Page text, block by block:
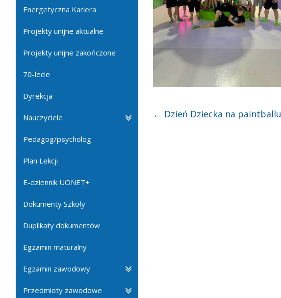
Energetyczna Kariera
Projekty unijne aktualne
Projekty unijne zakończone
70-lecie
Dyrekcja
Nauczyciele
Pedagog/psycholog
Plan Lekcji
E-dziennik UONET+
Dokumenty Szkoły
Duplikaty dokumentów
Egzamin maturalny
Egzamin zawodowy
Przedmioty zawodowe
← Dzień Dziecka na paintballu